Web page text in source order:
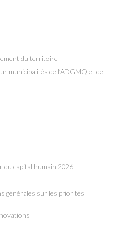
du territoire
municipalités de l’ADGMQ et de
du capital humain 2026
générales sur les priorités